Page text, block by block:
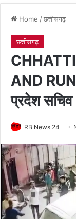
Home /छत्तीसगढ़
छत्तीसगढ़
AND RUN
प्रदेश सचिव
RB News 24